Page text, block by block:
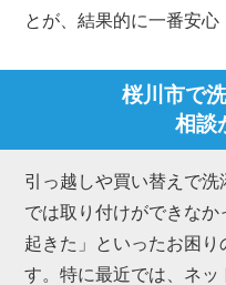
とが、結果的に一番安心
桜川市で
相談
引っ越しや買い替えで
では取り付けができな
起きた」といったお困り
す。特に最近では、ネッ